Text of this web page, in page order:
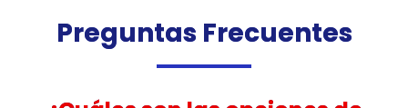
Preguntas Frecuentes